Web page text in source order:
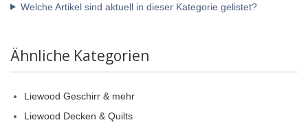
Welche Artikel sind aktuell in dieser Kategorie gelistet?
Ähnliche Kategorien
Liewood Geschirr & mehr
Liewood Decken & Quilts